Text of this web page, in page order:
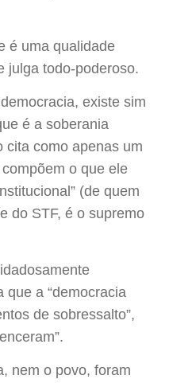
é uma qualidade
julga todo-poderoso.
existe sim
é a soberania
cita como apenas um
o que ele
(de quem
do STF, é o supremo
que a “democracia
de sobressalto”,
nem o povo, foram